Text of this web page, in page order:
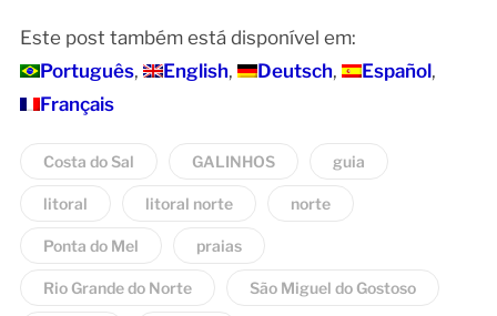
Este post também está disponível em:
Português
English Deutsch
Español
Français
Costa do Sal GALINHOS guia
litoral litoral norte norte
Ponta do Mel praias
Rio Grande do Norte São Miguel do Gostoso